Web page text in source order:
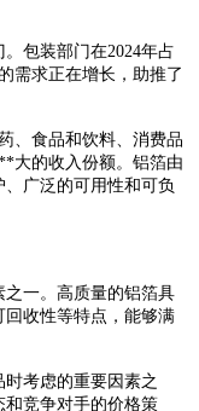
包装部门在2024年占
需求正在增长，助推了
食品和饮料、消费品
大的收入份额。铝箔由
广泛的可用性和可负
一。高质量的铝箔具
收性等特点，能够满
考虑的重要因素之
竞争对手的价格策